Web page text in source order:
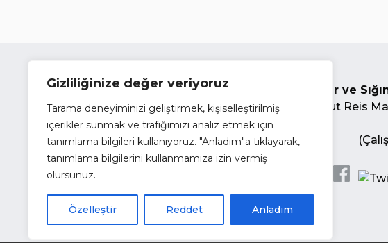
Gizliliğinize değer veriyoruz
Tarama deneyiminizi geliştirmek, kişiselleştirilmiş
içerikler sunmak ve trafiğimizi analiz etmek için
tanımlama bilgileri kullanıyoruz. "Anladım"a tıklayarak,
tanımlama bilgilerini kullanmamıza izin vermiş
olursunuz.
Özelleştir Reddet Anladım
Mülteciler ve
Turgut Reis